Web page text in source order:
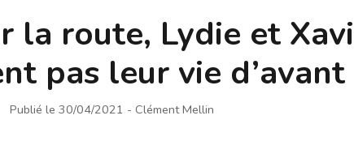
la route, Lydie et
pas leur vie d’avant
Publié le 30/04/2021 - Clément Mellin